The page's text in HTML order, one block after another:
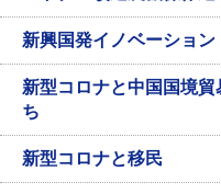
新興国発イノベーション
新型コロナと中国国境
ち
新型コロナと移民